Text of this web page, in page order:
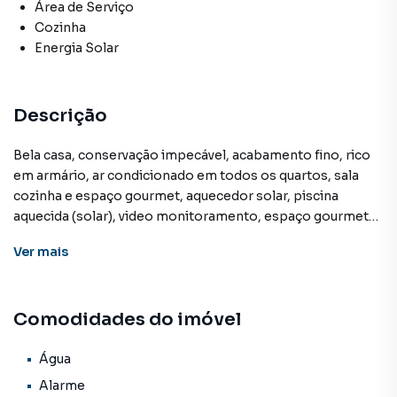
Área de Serviço
Cozinha
Energia Solar
Descrição
Bela casa, conservação impecável, acabamento fino, rico
em armário, ar condicionado em todos os quartos, sala
cozinha e espaço gourmet, aquecedor solar, piscina
aquecida (solar), video monitoramento, espaço gourmet
Giragrill. Ótima localização, próxima da Via Park e com
Gomes, em Campo Grande. Não encontrou o que
procurava ou deseja mais informações sobre Sobrado em
Ver mais
Comodidades do imóvel
Água
Alarme